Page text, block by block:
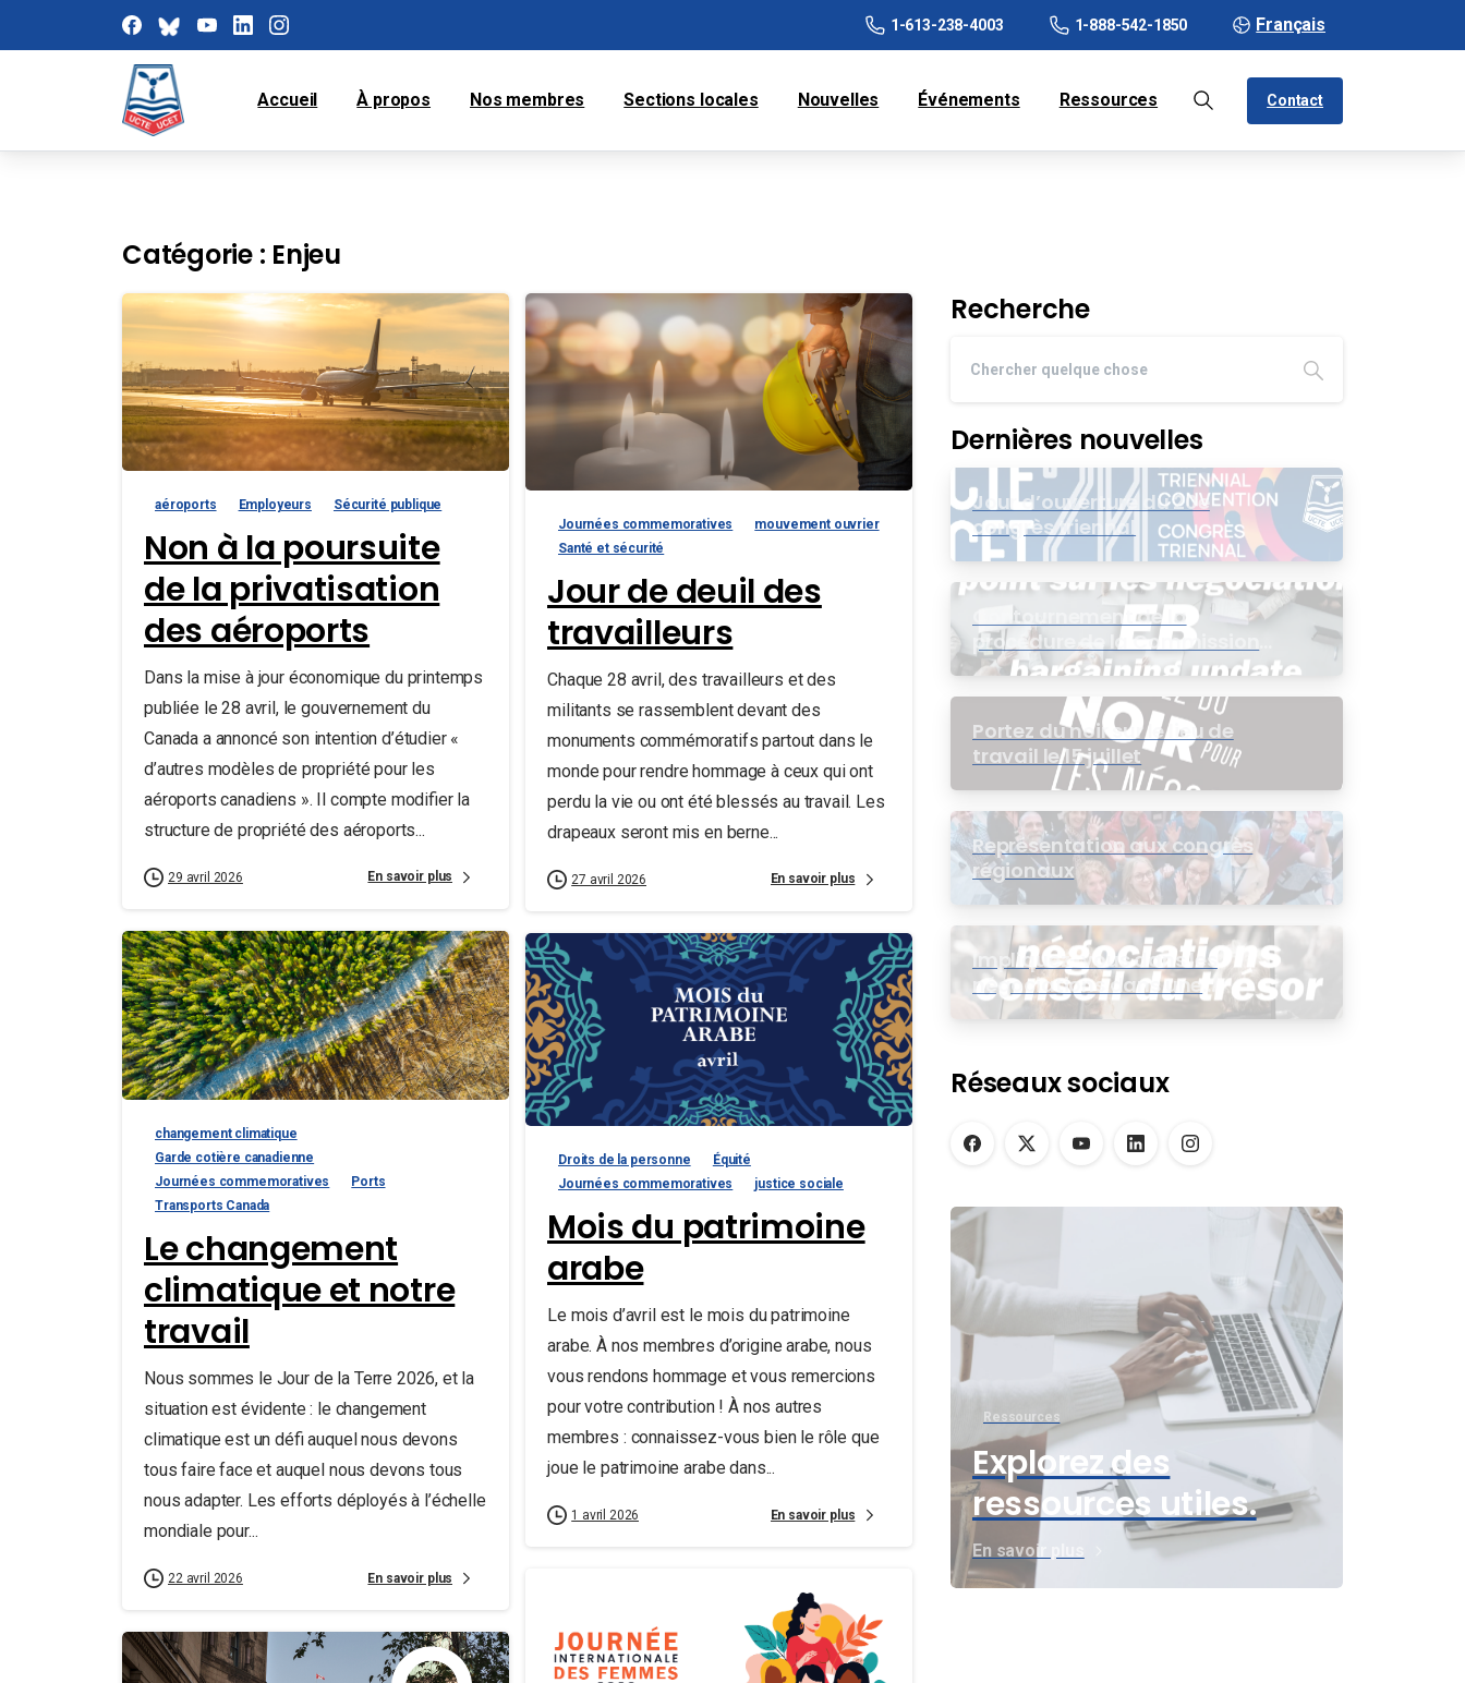
1-613-238-4003 1-888-542-1850 Français
Accueil À propos Nos membres Sections locales Nouvelles Événements Ressources Contact
Catégorie : Enjeu
aéroports Employeurs Sécurité publique
Non à la poursuite
de la privatisation
des aéroports
Dans la mise à jour économique du printemps
publiée le 28 avril, le gouvernement du
Canada a annoncé son intention d’étudier «
d’autres modèles de propriété pour les
aéroports canadiens ». Il compte modifier la
structure de propriété des aéroports...
29 avril 2026 En savoir plus
Journées commemoratives
mouvement ouvrier
Santé et sécurité
Jour de deuil des
travailleurs
Chaque 28 avril, des travailleurs et des
militants se rassemblent devant des
monuments commémoratifs partout dans le
monde pour rendre hommage à ceux qui ont
perdu la vie ou ont été blessés au travail. Les
drapeaux seront mis en berne...
27 avril 2026 En savoir plus
changement climatique
Garde cotière canadienne
Journées commemoratives
Ports
Transports Canada
Le changement
climatique et notre
travail
Nous sommes le Jour de la Terre 2026, et la
situation est évidente : le changement
climatique est un défi auquel nous devons
tous faire face et auquel nous devons tous
nous adapter. Les efforts déployés à l’échelle
mondiale pour...
22 avril 2026 En savoir plus
Droits de la personne
Équité
Journées commemoratives
justice sociale
Mois du patrimoine
arabe
Le mois d’avril est le mois du patrimoine
arabe. À nos membres d’origine arabe, nous
vous rendons hommage et vous remercions
pour votre contribution ! À nos autres
membres : connaissez-vous bien le rôle que
joue le patrimoine arabe dans...
1 avril 2026 En savoir plus
Recherche
Dernières nouvelles
Jour d’ouverture du 20e
congrès triennal
Contournement de la
procédure de la Commission
de l’intérêt public (CIP) pour le
groupe EB
Portez du noir sur le lieu de
travail le 15 juillet
Représentation aux congrès
régionaux
Impliquez-vous dans les
négociations dans une
assemblée virtuelle
Réseaux sociaux
Ressources
Explorez des
ressources utiles.
En savoir plus